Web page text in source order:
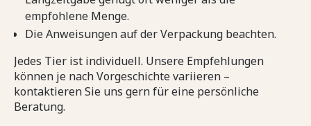
empfohlene Menge.
Die Anweisungen auf der Verpackung beachten.
Jedes Tier ist individuell. Unsere Empfehlungen
können je nach Vorgeschichte variieren –
kontaktieren Sie uns gern für eine persönliche
Beratung.